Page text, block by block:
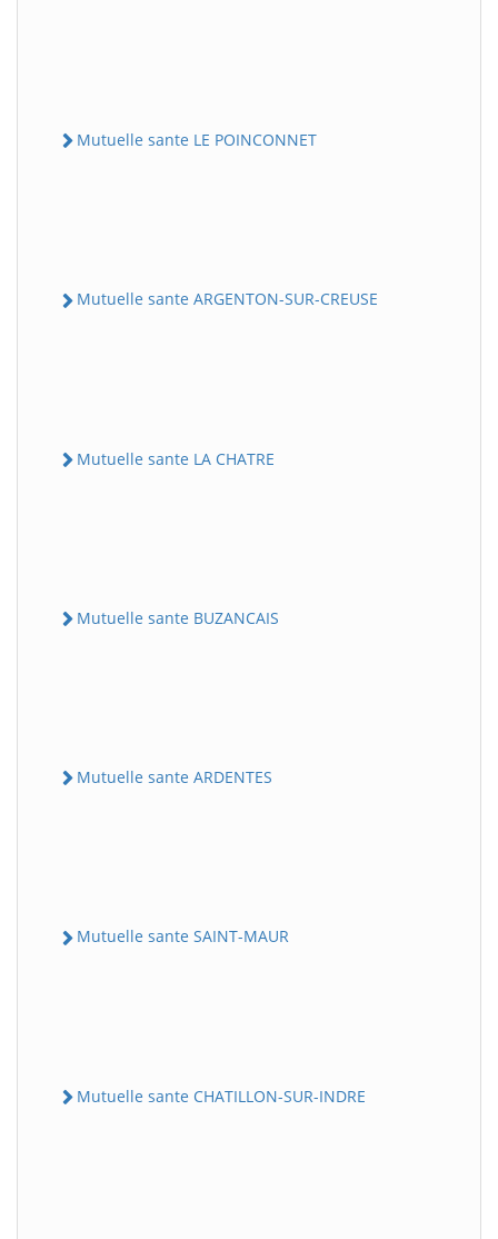
Mutuelle sante LE POINCONNET
Mutuelle sante ARGENTON-SUR-CREUSE
Mutuelle sante LA CHATRE
Mutuelle sante BUZANCAIS
Mutuelle sante ARDENTES
Mutuelle sante SAINT-MAUR
Mutuelle sante CHATILLON-SUR-INDRE